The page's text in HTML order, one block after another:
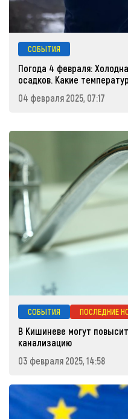
СОБЫТИЯ
Погода 4 февраля:
осадков. Какие
04 февраля 2025, 07:17
СОБЫТИЯ ПОСЛЕДНИЕ
В Кишиневе могут
канализацию
03 февраля 2025, 14:58